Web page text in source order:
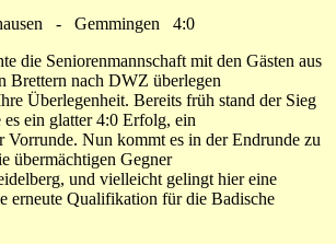
- Gemmingen 4:0
die Seniorenmannschaft mit den Gästen aus
Brettern nach DWZ überlegen
Überlegenheit. Bereits früh stand der Sieg
ein glatter 4:0 Erfolg, ein
Vorrunde. Nun kommt es in der Endrunde zu
übermächtigen Gegner
und vielleicht gelingt hier eine
erneute Qualifikation für die Badische